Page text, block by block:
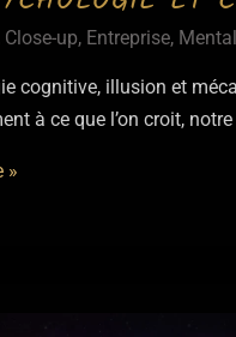
Close-up, Entreprise,
cognitive, illusion et
à ce que l’on croit,
»